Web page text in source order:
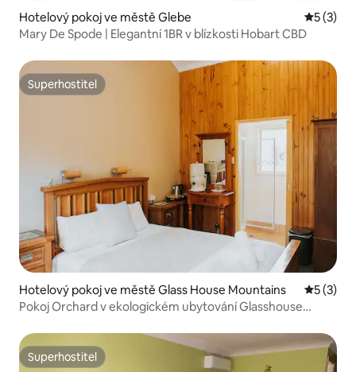
Hotelový pokoj ve městě Glebe
5 (3)
Mary De Spode | Elegantní 1BR v blízkosti Hobart CBD
Superhostitel
Superhostitel
Hotelový pokoj ve městě Glass House Mountains
5 (3)
Pokoj Orchard v ekologickém ubytování Glasshouse
Superhostitel
Superhostitel